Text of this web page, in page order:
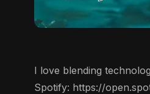
I love blending
Spotify: https://